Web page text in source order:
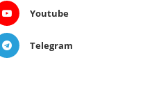
Youtube
Telegram